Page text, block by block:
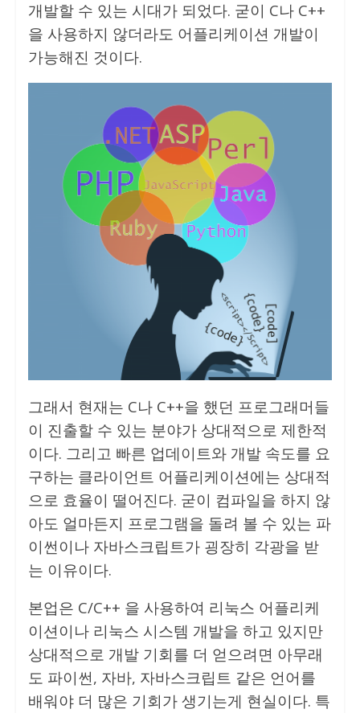
개발할 수 있는 시대가 되었다. 굳이 C나 C++
을 사용하지 않더라도 어플리케이션 개발이
가능해진 것이다.
그래서 현재는 C나 C++을 했던 프로그래머들
이 진출할 수 있는 분야가 상대적으로 제한적
이다. 그리고 빠른 업데이트와 개발 속도를 요
구하는 클라이언트 어플리케이션에는 상대적
으로 효율이 떨어진다. 굳이 컴파일을 하지 않
아도 얼마든지 프로그램을 돌려 볼 수 있는 파
이썬이나 자바스크립트가 굉장히 각광을 받
는 이유이다.
본업은 C/C++ 을 사용하여 리눅스 어플리케
이션이나 리눅스 시스템 개발을 하고 있지만
상대적으로 개발 기회를 더 얻으려면 아무래
도 파이썬, 자바, 자바스크립트 같은 언어를
배워야 더 많은 기회가 생기는게 현실이다. 특